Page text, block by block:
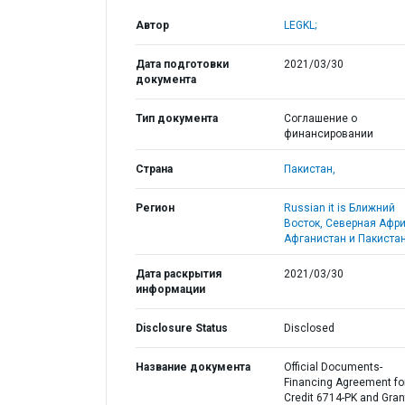
Автор LEGKL;
Дата подготовки
документа
2021/03/30
Тип документа
Соглашение о
финансировании
Страна Пакистан,
Регион
Russian it is Ближний
Восток, Северная
Афганистан и
Дата раскрытия
информации
2021/03/30
Disclosure Status Disclosed
Название документа
Official Documents-
Financing Agreement
Credit 6714-PK and